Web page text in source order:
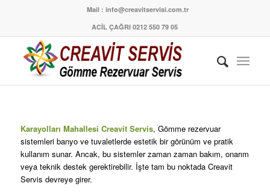
Mail : info@creavitservisi.com.tr
ACİL ÇAĞRI 0212 550 79 05
Karayolları Mahallesi Creavit Servis, Gömme rezervuar
sistemleri banyo ve tuvaletlerde estetik bir görünüm ve pratik
kullanım sunar. Ancak, bu sistemler zaman zaman bakım, onarım
veya teknik destek gerektirebilir. İşte tam bu noktada Creavit
Servis devreye girer.